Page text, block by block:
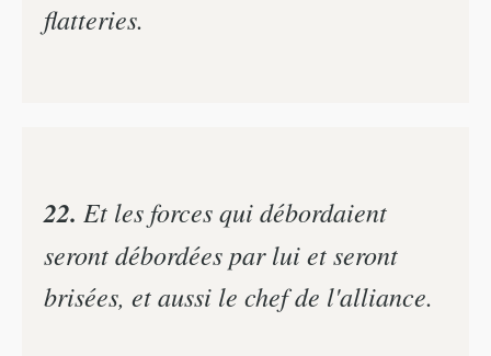
flatteries.
22. Et les forces qui débordaient
seront débordées par lui et seront
brisées, et aussi le chef de l'alliance.